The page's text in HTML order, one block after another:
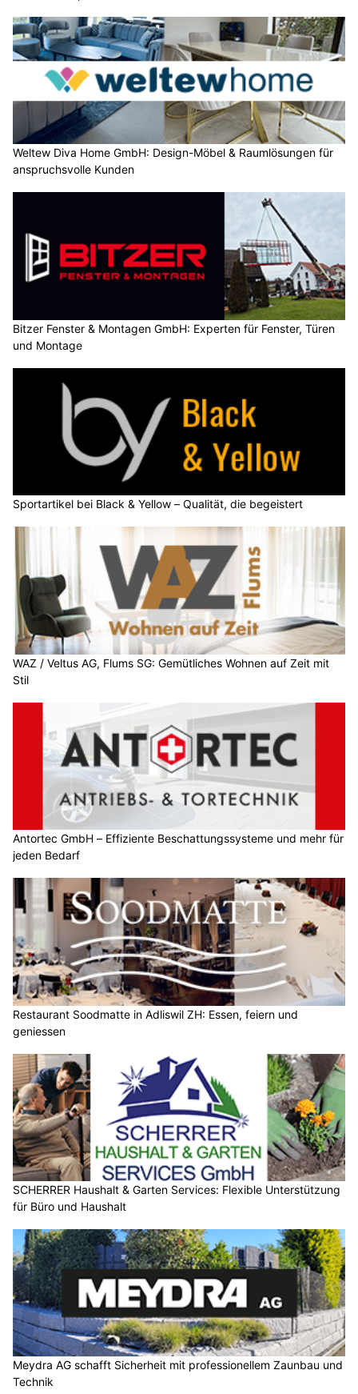
Weltew Diva Home GmbH: Design-Möbel & Raumlösungen für
anspruchsvolle Kunden
Bitzer Fenster & Montagen GmbH: Experten für Fenster, Türen
und Montage
Sportartikel bei Black & Yellow – Qualität, die begeistert
WAZ / Veltus AG, Flums SG: Gemütliches Wohnen auf Zeit mit
Stil
Antortec GmbH – Effiziente Beschattungssysteme und mehr für
jeden Bedarf
Restaurant Soodmatte in Adliswil ZH: Essen, feiern und
geniessen
SCHERRER Haushalt & Garten Services: Flexible Unterstützung
für Büro und Haushalt
Meydra AG schafft Sicherheit mit professionellem Zaunbau und
Technik